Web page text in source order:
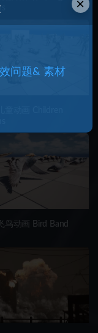
鸟动画 Bird Band
×
问题& 素材